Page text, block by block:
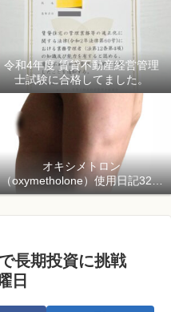
令和4年度 賃貸不動産経営管理
士試験に合格してました。
オキシメトロン
（oxymetholone）使用日記32日
目「骨格筋量増量開始150日目」
長期投資に挑戦
日